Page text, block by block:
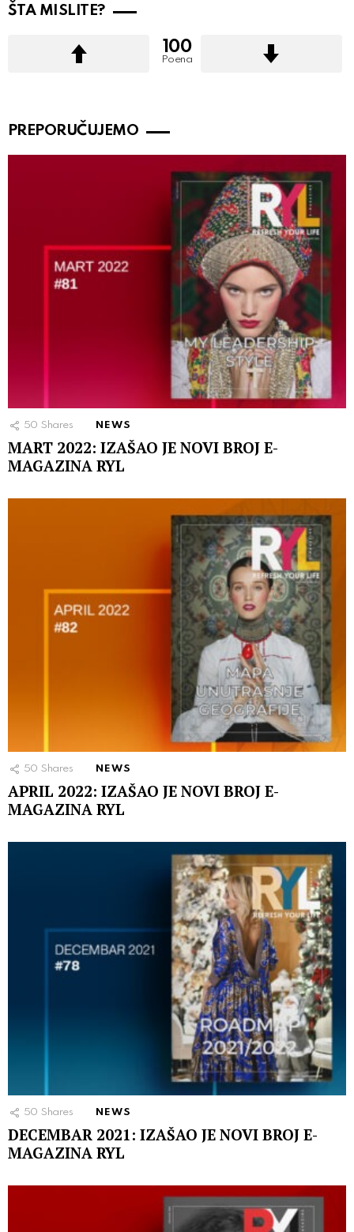
ŠTA MISLITE?
100
Poena
PREPORUČUJEMO
50 Shares NEWS
MART 2022: IZAŠAO JE NOVI BROJ E-
MAGAZINA RYL
50 Shares NEWS
APRIL 2022: IZAŠAO JE NOVI BROJ E-
MAGAZINA RYL
50 Shares NEWS
DECEMBAR 2021: IZAŠAO JE NOVI BROJ E-
MAGAZINA RYL